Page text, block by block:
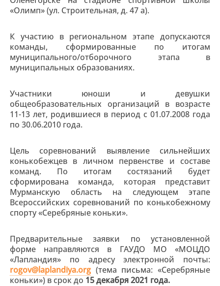
«Олимп» (ул. Строительная, д. 47 а).
К участию в региональном этапе допускаются
команды, сформированные по итогам
муниципального/отборочного этапа в
муниципальных образованиях.
Участники юноши и девушки
общеобразовательных организаций в возрасте
11-13 лет, родившиеся в период с 01.07.2008 года
по 30.06.2010 года.
Цель соревнований выявление сильнейших
конькобежцев в личном первенстве и составе
команд. По итогам состязаний будет
сформирована команда, которая представит
Мурманскую область на следующем этапе
Всероссийских соревнований по конькобежному
спорту «Серебряные коньки».
Предварительные заявки по установленной
форме направляются в ГАУДО МО «МОЦДО
«Лапландия» по адресу электронной почты:
rogov@laplandiya.org(тема письма: «Серебряные
коньки») в срок до 15 декабря 2021 года.